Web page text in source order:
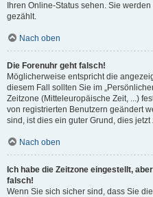
Ihren Online-Status sehen. Sie
gezählt.
Nach oben
Die Forenuhr geht falsch!
Möglicherweise entspricht die
diesem Fall sollten Sie im
Zeitzone (Mitteleuropäische Zeit, ...)
von registrierten Benutzern geändert
sind, ist dies ein guter Grund, dies jetzt
Nach oben
Ich habe die Zeitzone eingestellt,
falsch!
Wenn Sie sich sicher sind, dass Sie